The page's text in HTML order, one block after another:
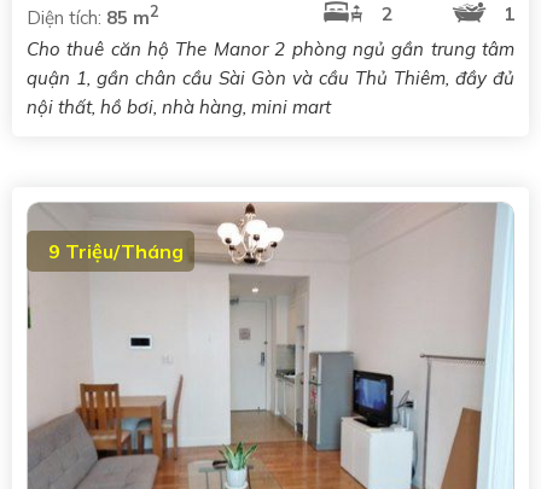
Diện tích: 85 m2 2
1
Cho thuê căn hộ The Manor 2 phòng ngủ gần trung tâm
quận 1, gần chân cầu Sài Gòn và cầu Thủ Thiêm, đầy đủ
nội thất, hồ bơi, nhà hàng, mini mart
9 Triệu/Tháng